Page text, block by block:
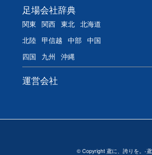
足場会社辞典
関東 関西 東北 北海道
北陸 甲信越 中部 中国
四国
九州 沖縄
運営会社
© Copyright 鳶に、誇りを。-